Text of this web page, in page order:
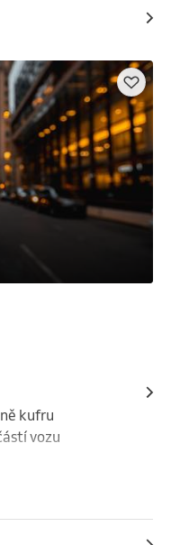
kufru
vozu
+